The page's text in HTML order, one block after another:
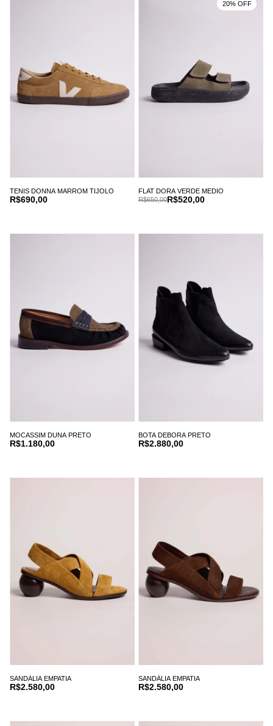
TENIS DONNA MARROM TIJOLO
R$690,00
FLAT DORA VERDE MEDIO
R$520,00
R$650,00
20% OFF
MOCASSIM DUNA PRETO
R$1.180,00
BOTA DEBORA PRETO
R$2.880,00
SANDÁLIA EMPATIA
R$2.580,00
SANDÁLIA EMPATIA
R$2.580,00